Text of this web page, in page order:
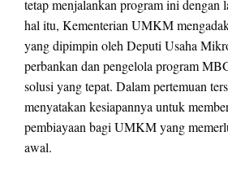
tetap menjalankan program ini dengan
hal itu, Kementerian UMKM
yang dipimpin oleh Deputi Usaha
perbankan dan pengelola program
solusi yang tepat. Dalam pertemuan
menyatakan kesiapannya untuk
pembiayaan bagi UMKM yang
awal.